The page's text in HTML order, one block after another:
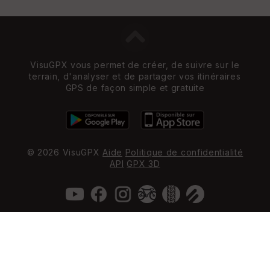
VisuGPX vous permet de créer, de suivre sur le
terrain, d'analyser et de partager vos itinéraires
GPS de façon simple et gratuite
© 2026 VisuGPX Aide Politique de confidentialité
API GPX 3D